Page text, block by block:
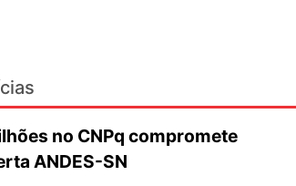
no CNPq compromete
ANDES-SN